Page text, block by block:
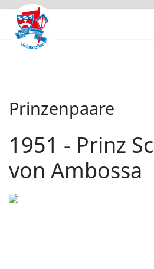
Prinzenpaare
1951 - Prinz
von Ambossa